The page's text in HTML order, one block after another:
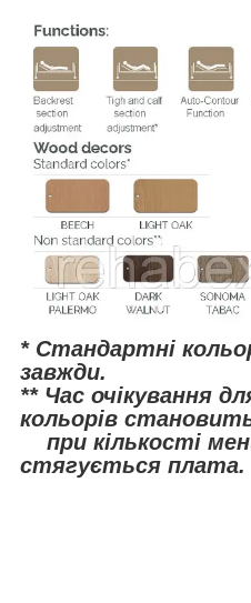
* Стандартні
завжди.
** Час очікування
кольорів
при кількості
стягується плата.